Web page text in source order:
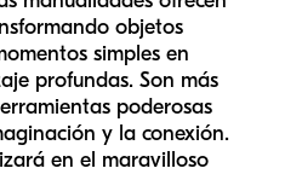
objetos
simples en
profundas. Son más
poderosas
y la conexión.
en el maravilloso